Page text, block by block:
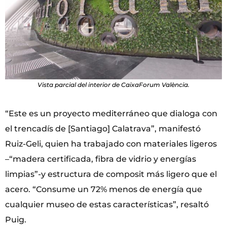
Vista parcial del interior de CaixaForum València.
“Este es un proyecto mediterráneo que dialoga con
el trencadís de [Santiago] Calatrava”, manifestó
Ruiz-Geli, quien ha trabajado con materiales ligeros
–“madera certificada, fibra de vidrio y energías
limpias”-y estructura de composit más ligero que el
acero. “Consume un 72% menos de energía que
cualquier museo de estas características”, resaltó
Puig.